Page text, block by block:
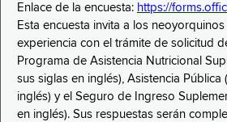
Enlace de la encuesta: https://
Esta encuesta invita a los
experiencia con el trámite de solicitud
Programa de Asistencia Nutricional
sus siglas en inglés), Asistencia Pública
inglés) y el Seguro de Ingreso
en inglés). Sus respuestas serán